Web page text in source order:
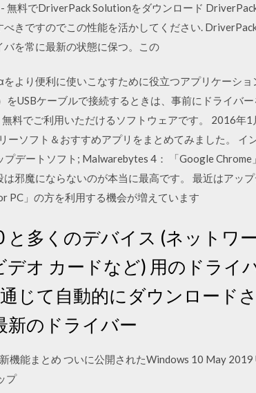
無料でDriverPack Solutionをダウンロード
きですのでこの性能を活かしてください.
を常に最新の状態に保つ。この
より便利に使いこなすために役立つアプリケーシ
USBケーブルで接続するときは、事前にドライバ
料でご利用いただけるソフトウェアです。 2016年
ソフト＆おすすめアプリをまとめてみました。 イ
デートソフト; Malwarebytes 4： 「Google
邪魔にならないのが本当に最高です。 最近はアッ
PC」の方を利用する機会が増えています
多くのデバイス (ネットワ
オ カードなど) 用のドライ
じて自動的にダウンロード
新のドライバー
能まとめ ついに公開されたWindows 10 May 2019
プ